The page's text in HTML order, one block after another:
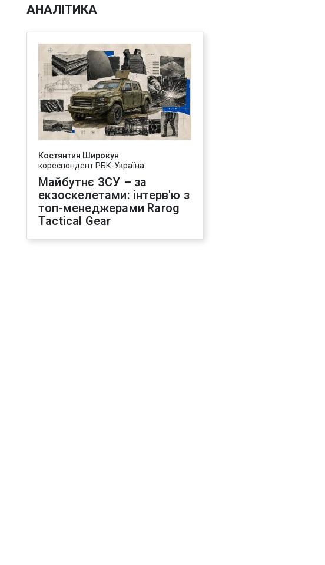
АНАЛІТИКА
Костянтин Широкун
кореспондент РБК-Україна
Майбутнє ЗСУ – за
екзоскелетами: інтерв'ю з
топ-менеджерами Rarog
Tactical Gear